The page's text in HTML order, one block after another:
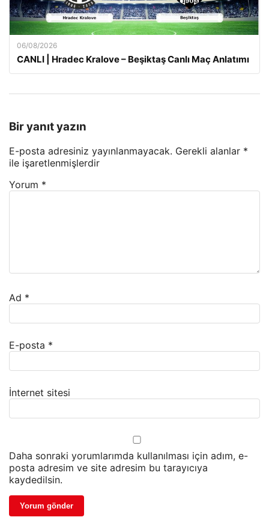
06/08/2026
CANLI | Hradec Kralove – Beşiktaş Canlı Maç Anlatımı
Bir yanıt yazın
E-posta adresiniz yayınlanmayacak. Gerekli alanlar *
ile işaretlenmişlerdir
Yorum *
Ad *
E-posta *
İnternet sitesi
Daha sonraki yorumlarımda kullanılması için adım, e-
posta adresim ve site adresim bu tarayıcıya
kaydedilsin.